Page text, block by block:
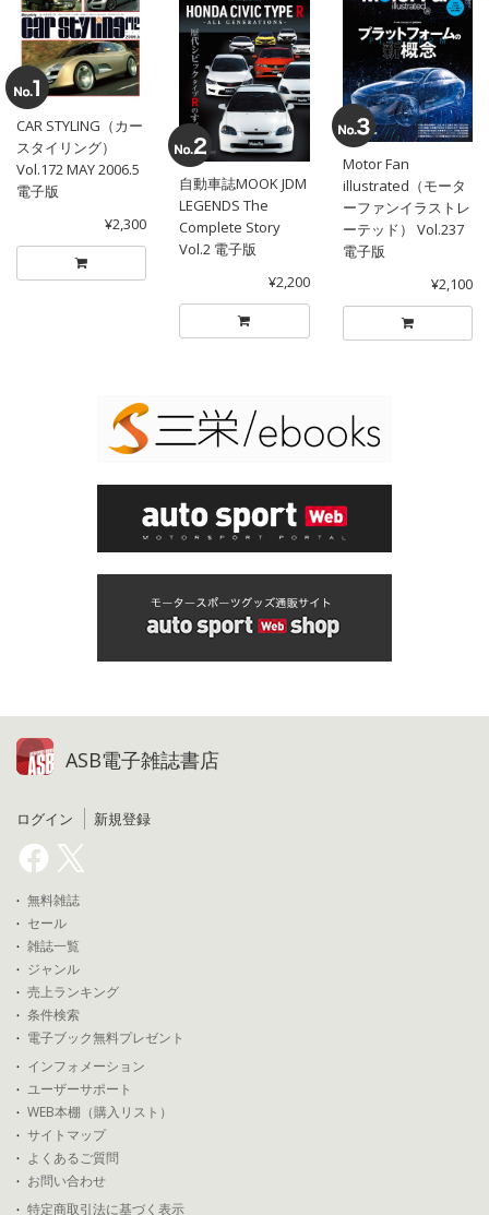
CAR STYLING（カー
スタイリング）
Vol.172 MAY 2006.5
電子版
¥2,300
自動車誌MOOK JDM
LEGENDS The
Complete Story
Vol.2 電子版
¥2,200
Motor Fan
illustrated（モータ
ーファンイラストレ
ーテッド） Vol.237
電子版
¥2,100
ASB電子雑誌書店
ログイン 新規登録
無料雑誌
セール
雑誌一覧
ジャンル
売上ランキング
条件検索
電子ブック無料プレゼント
インフォメーション
ユーザーサポート
WEB本棚（購入リスト）
サイトマップ
よくあるご質問
お問い合わせ
特定商取引法に基づく表示